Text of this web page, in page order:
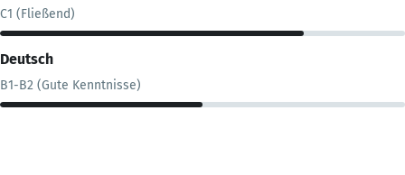
C1 (Fließend)
Deutsch
B1-B2 (Gute Kenntnisse)